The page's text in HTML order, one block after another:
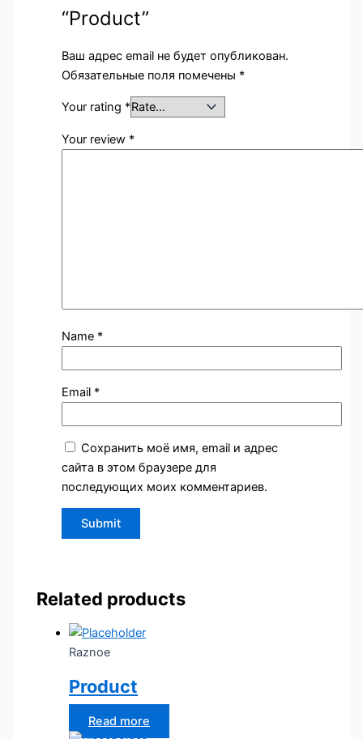
“Product”
Ваш адрес email не будет опубликован.
Обязательные поля помечены *
Your rating *
Your review *
Name *
Email *
Сохранить моё имя, email и адрес
сайта в этом браузере для
последующих моих комментариев.
Related products
Raznoe
Product
Read more